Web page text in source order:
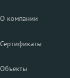
О компании
Сертификаты
Объекты